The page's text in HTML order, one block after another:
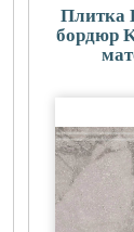
Плитка
бордюр